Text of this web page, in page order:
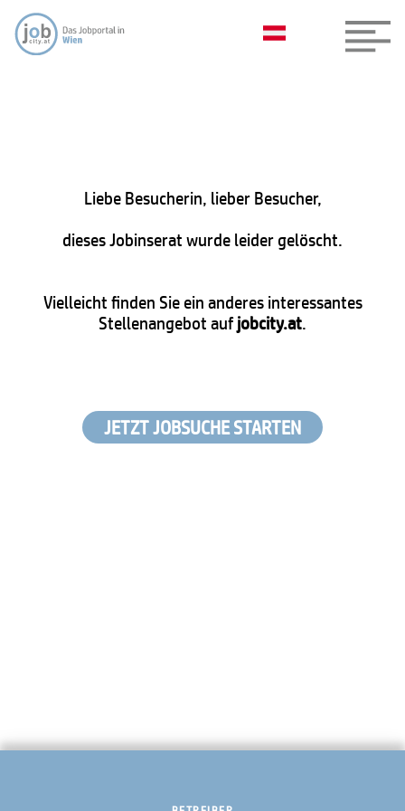
Liebe Besucherin, lieber Besucher,
dieses Jobinserat wurde leider gelöscht.
Vielleicht finden Sie ein anderes interessantes
Stellenangebot aufjobcity.at.
JETZT JOBSUCHE STARTEN